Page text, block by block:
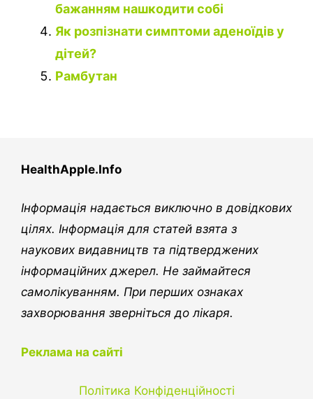
бажанням нашкодити собі
Як розпізнати симптоми аденоїдів у
дітей?
Рамбутан
HealthApple.Info
Інформація надається виключно в довідкових
цілях. Інформація для статей взята з
наукових видавництв та підтверджених
інформаційних джерел. Не займайтеся
самолікуванням. При перших ознаках
захворювання зверніться до лікаря.
Реклама на сайті
Політика Конфіденційності